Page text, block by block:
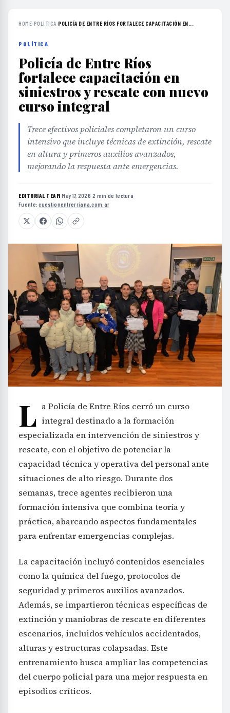
HOME›POLÍTICA›POLICÍA DE ENTRE RÍOS FORTALECE CAPACITACIÓN EN...
POLÍTICA
Policía de Entre Ríos
fortalece capacitación en
siniestros y rescate con nuevo
curso integral
Trece efectivos policiales completaron un curso
intensivo que incluye técnicas de extinción, rescate
en altura y primeros auxilios avanzados,
mejorando la respuesta ante emergencias.
EDITORIAL TEAM·May 17, 2026·2 min de lectura·
Fuente:cuestionentrerriana.com.ar
L a Policía de Entre Ríos cerró un curso
integral destinado a la formación
especializada en intervención de siniestros y
rescate, con el objetivo de potenciar la
capacidad técnica y operativa del personal ante
situaciones de alto riesgo. Durante dos
semanas, trece agentes recibieron una
formación intensiva que combina teoría y
práctica, abarcando aspectos fundamentales
para enfrentar emergencias complejas.
La capacitación incluyó contenidos esenciales
como la química del fuego, protocolos de
seguridad y primeros auxilios avanzados.
Además, se impartieron técnicas específicas de
extinción y maniobras de rescate en diferentes
escenarios, incluidos vehículos accidentados,
alturas y estructuras colapsadas. Este
entrenamiento busca ampliar las competencias
del cuerpo policial para una mejor respuesta en
episodios críticos.